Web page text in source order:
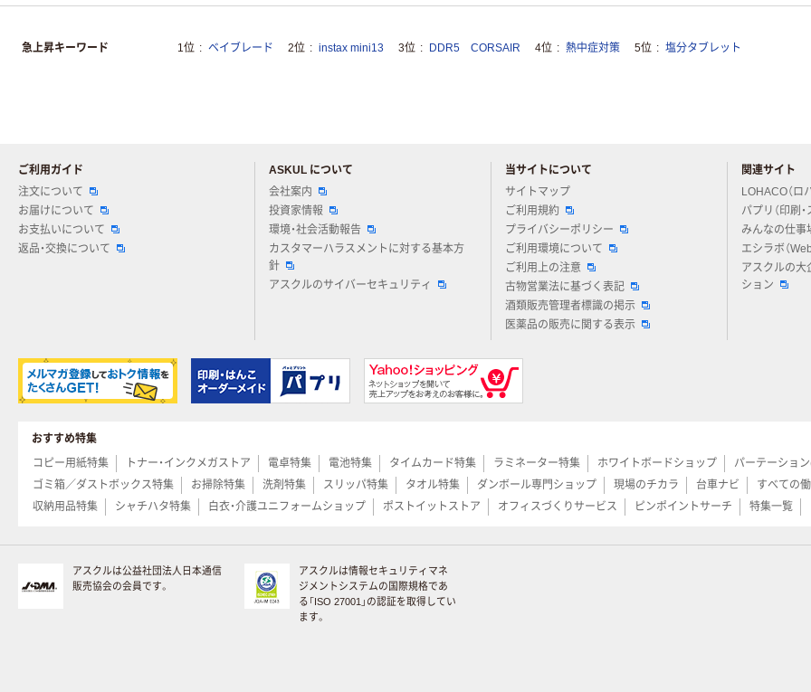
急上昇キーワード 1位 ベイブレード 2位 instax mini13 3位 DDR5 CORSAIR 4位 熱中症対策 5位 塩分タブレット
ご利用ガイド
注文について
お届けについて
お支払いについて
返品・交換について
ASKUL について
会社案内
投資家情報
環境・社会活動報告
カスタマーハラスメントに対する基本方
針
アスクルのサイバーセキュリティ
当サイトについて
サイトマップ
ご利用規約
プライバシーポリシー
ご利用環境について
ご利用上の注意
古物営業法に基づく表記
酒類販売管理者標識の掲示
医薬品の販売に関する表示
関連サイト
LOHACO（ロ
パプリ（印刷・
みんなの仕事
エシラボ（
アスクルの大
ション
おすすめ特集
コピー用紙特集
トナー・インクメガストア 電卓特集 電池特集 タイムカード特集 ラミネーター特集 ホワイトボードショップ パーテーショ
ゴミ箱／ダストボックス特集
お掃除特集 洗剤特集 スリッパ特集 タオル特集 ダンボール専門ショップ 現場のチカラ 台車ナビ すべての
収納用品特集
シャチハタ特集 白衣・介護ユニフォームショップ ポストイットストア オフィスづくりサービス ピンポイントサーチ 特集一覧
アスクルは公益社団法人日本通信
販売協会の会員です。
アスクルは情報セキュリティマネ
ジメントシステムの国際規格であ
る「ISO 27001」の認証を取得してい
ます。